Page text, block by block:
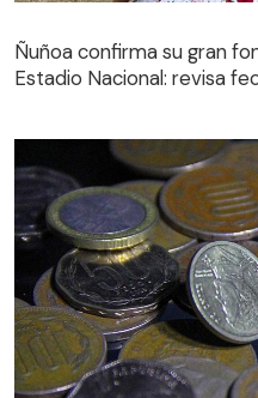
Ñuñoa confirma su gran
Estadio Nacional: revisa